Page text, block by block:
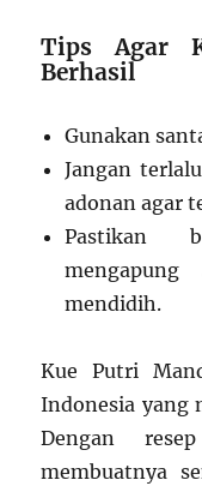
Tips Agar
Berhasil
Gunakan
Jangan
adonan agar
Pastikan
mendidih.
Kue Putri
Indonesia yang
Dengan
membuatnya